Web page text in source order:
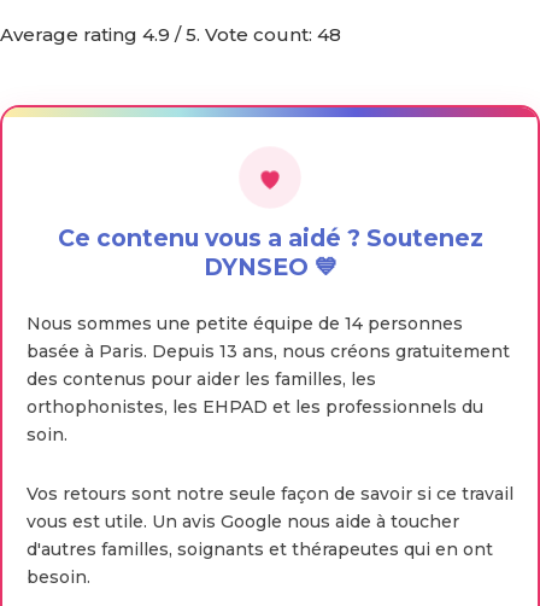
Average rating 4.9 / 5. Vote count: 48
Ce contenu vous a aidé ? Soutenez
DYNSEO 💙
Nous sommes une petite équipe de 14 personnes
basée à Paris. Depuis 13 ans, nous créons gratuitement
des contenus pour aider les familles, les
orthophonistes, les EHPAD et les professionnels du
soin.
Vos retours sont notre seule façon de savoir si ce travail
vous est utile. Un avis Google nous aide à toucher
d'autres familles, soignants et thérapeutes qui en ont
besoin.